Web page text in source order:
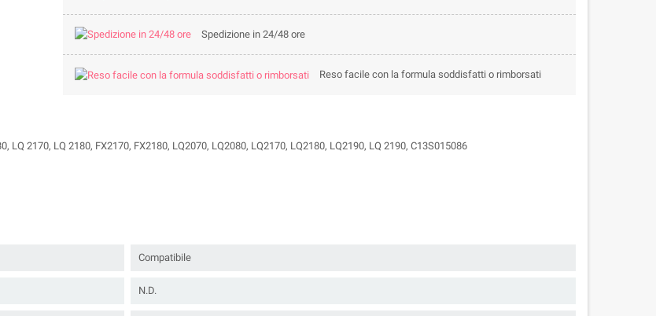
Spedizione in 24/48 ore
Reso facile con la formula soddisfatti o rimborsati
2170, LQ 2180, FX2170, FX2180, LQ2070, LQ2080, LQ2170, LQ2180, LQ2190, LQ 2190, C13S015086
Compatibile
N.D.